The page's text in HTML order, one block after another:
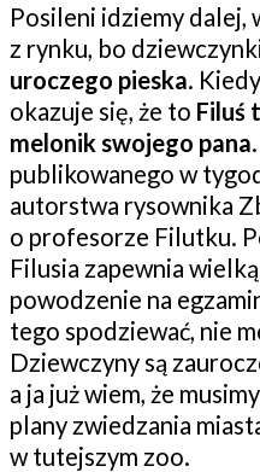
Posileni idziemy dalej,
z rynku, bo
uroczego pieska.
okazuje się, że to Filuś
melonik swojego pana
publikowanego w
autorstwa rysownika
o profesorze Filutku.
Filusia zapewnia
powodzenie na
tego spodziewać, nie
Dziewczyny są
a ja już wiem, że
plany zwiedzania
w tutejszym zoo.